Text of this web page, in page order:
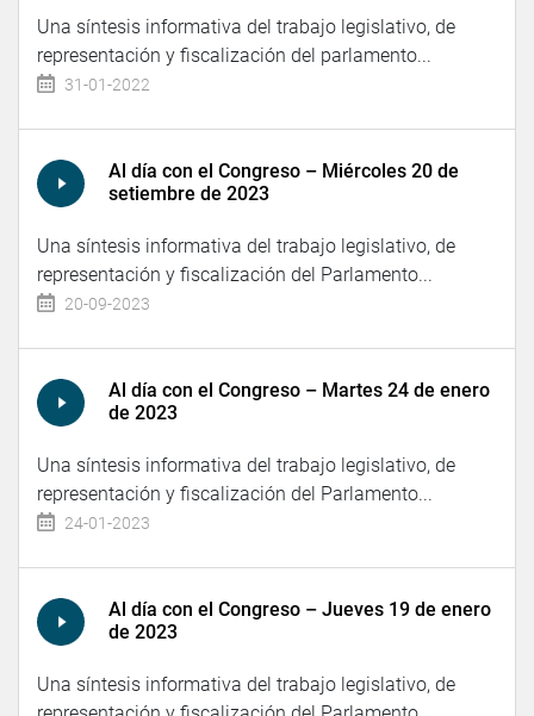
Una síntesis informativa del trabajo legislativo, de
representación y fiscalización del parlamento...
31-01-2022
Al día con el Congreso – Miércoles 20 de
setiembre de 2023
Una síntesis informativa del trabajo legislativo, de
representación y fiscalización del Parlamento...
20-09-2023
Al día con el Congreso – Martes 24 de enero
de 2023
Una síntesis informativa del trabajo legislativo, de
representación y fiscalización del Parlamento...
24-01-2023
Al día con el Congreso – Jueves 19 de enero
de 2023
Una síntesis informativa del trabajo legislativo, de